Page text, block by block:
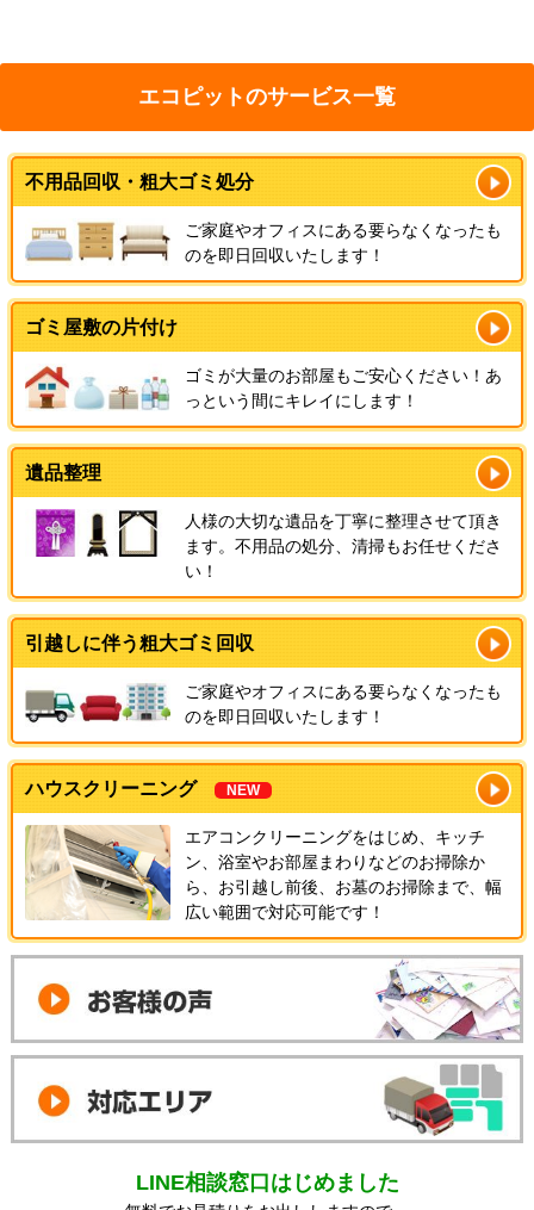
エコピットのサービス一覧
不用品回収・粗大ゴミ処分
ご家庭やオフィスにある要らなくなったも
のを即日回収いたします！
ゴミ屋敷の片付け
ゴミが大量のお部屋もご安心ください！あ
っという間にキレイにします！
遺品整理
人様の大切な遺品を丁寧に整理させて頂き
ます。不用品の処分、清掃もお任せくださ
い！
引越しに伴う粗大ゴミ回収
ご家庭やオフィスにある要らなくなったも
のを即日回収いたします！
ハウスクリーニング NEW
エアコンクリーニングをはじめ、キッチ
ン、浴室やお部屋まわりなどのお掃除か
ら、お引越し前後、お墓のお掃除まで、幅
広い範囲で対応可能です！
LINE相談窓口はじめました